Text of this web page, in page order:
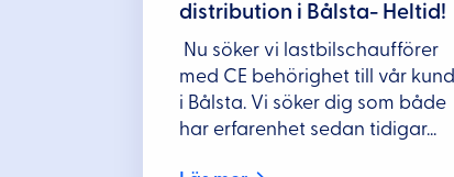
distribution i Bålsta- Heltid!
Nu söker vi lastbilschaufförer
med CE behörighet till vår kund
i Bålsta. Vi söker dig som både
har erfarenhet sedan tidigar...